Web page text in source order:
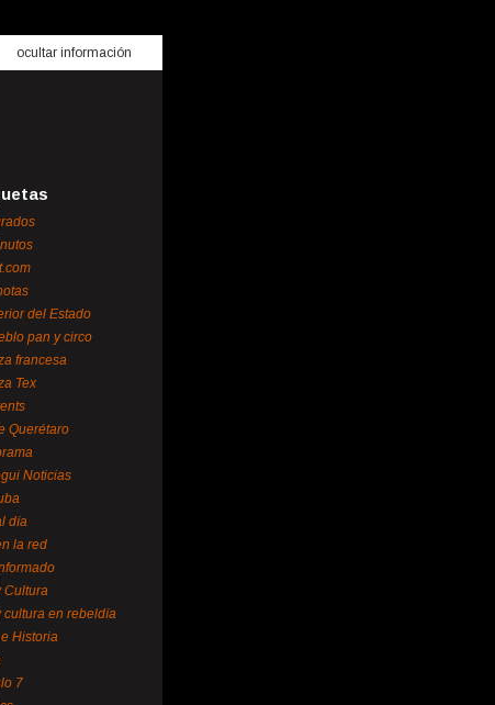
ocultar información
del Estado
pan y circo
francesa
Tex
Querétaro
Noticias
día
la red
Cultura
cultura en rebeldía
Historia
7